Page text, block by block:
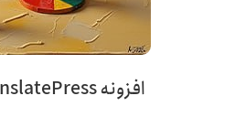
افزونه TranslatePress، ساده‌ترین راه برای ترجمه سایت